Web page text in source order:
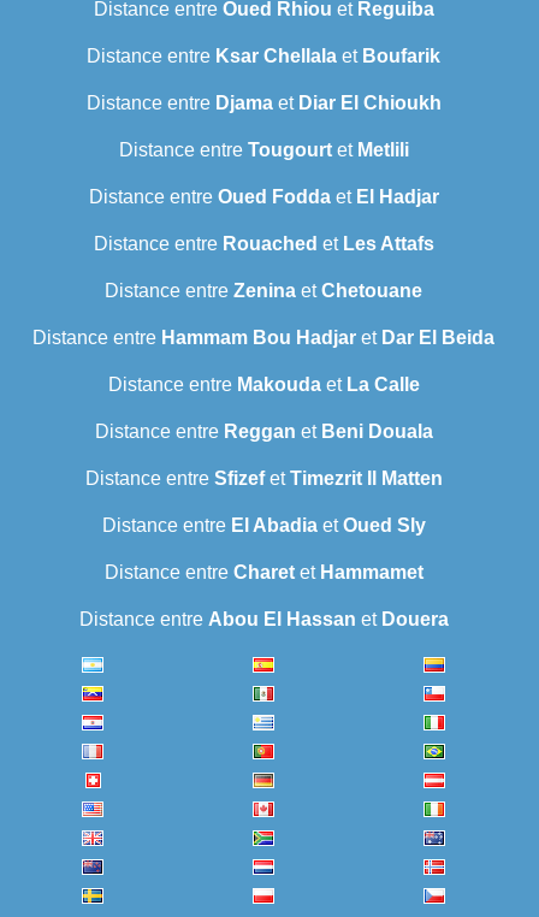
Distance entre Oued Rhiou et Reguiba
Distance entre Ksar Chellala et Boufarik
Distance entre Djamaet Diar El Chioukh
Distance entre Tougourtet Metlili
Distance entre Oued Foddaet El Hadjar
Distance entre Rouached et Les Attafs
Distance entre Zenina etChetouane
Distance entre Hammam Bou Hadjar et Dar El Beida
Distance entre Makoudaet La Calle
Distance entre Reggan et Beni Douala
Distance entre SfizefetTimezrit Il Matten
Distance entre El AbadiaetOued Sly
Distance entre Charetet Hammamet
Distance entre Abou El Hassan et Douera